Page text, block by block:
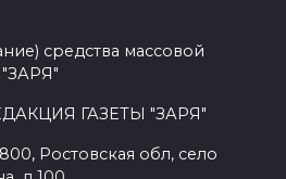
средства массовой
ГАЗЕТЫ "ЗАРЯ"
Ростовская обл, село